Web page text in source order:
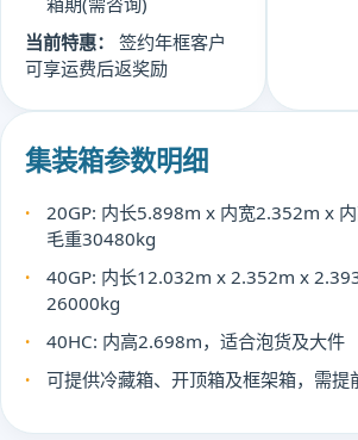
当前特惠：
签约年框客户
可享运费后返奖励
集装箱参数明细
20GP: 内长5.898m x 内宽2.352m x
毛重30480kg
40GP: 内长12.032m x 2.352m x
26000kg
40HC: 内高2.698m，适合泡货及大件
可提供冷藏箱、开顶箱及框架箱，需提